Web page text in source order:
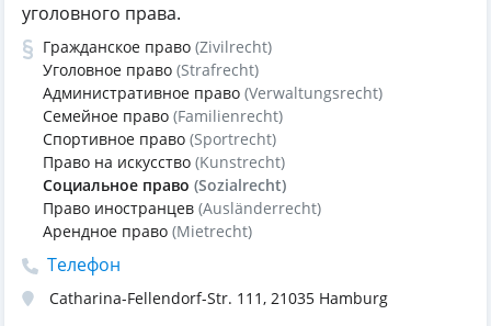
уголовного права.
Гражданское право (Zivilrecht)
Уголовное право (Strafrecht)
Административное право (Verwaltungsrecht)
Семейное право (Familienrecht)
Спортивное право (Sportrecht)
Право на искусство (Kunstrecht)
Социальное право (Sozialrecht)
Право иностранцев (Ausländerrecht)
Арендное право (Mietrecht)
Телефон
Catharina-Fellendorf-Str. 111, 21035 Hamburg